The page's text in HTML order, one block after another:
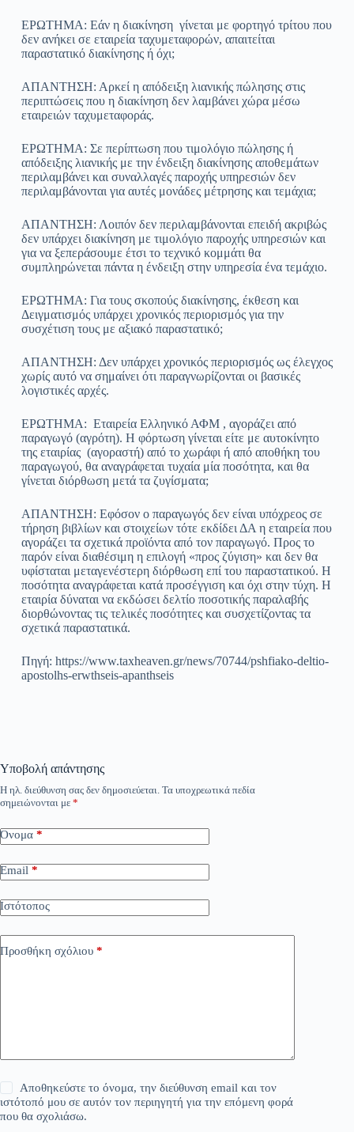
ΕΡΩΤΗΜΑ: Εάν η διακίνηση γίνεται με φορτηγό τρίτου που
δεν ανήκει σε εταιρεία ταχυμεταφορών, απαιτείται
παραστατικό διακίνησης ή όχι;
ΑΠΑΝΤΗΣΗ: Αρκεί η απόδειξη λιανικής πώλησης στις
περιπτώσεις που η διακίνηση δεν λαμβάνει χώρα μέσω
εταιρειών ταχυμεταφοράς.
ΕΡΩΤΗΜΑ: Σε περίπτωση που τιμολόγιο πώλησης ή
απόδειξης λιανικής με την ένδειξη διακίνησης αποθεμάτων
περιλαμβάνει και συναλλαγές παροχής υπηρεσιών δεν
περιλαμβάνονται για αυτές μονάδες μέτρησης και τεμάχια;
ΑΠΑΝΤΗΣΗ: Λοιπόν δεν περιλαμβάνονται επειδή ακριβώς
δεν υπάρχει διακίνηση με τιμολόγιο παροχής υπηρεσιών και
για να ξεπεράσουμε έτσι το τεχνικό κομμάτι θα
συμπληρώνεται πάντα η ένδειξη στην υπηρεσία ένα τεμάχιο.
ΕΡΩΤΗΜΑ: Για τους σκοπούς διακίνησης, έκθεση και
Δειγματισμός υπάρχει χρονικός περιορισμός για την
συσχέτιση τους με αξιακό παραστατικό;
ΑΠΑΝΤΗΣΗ: Δεν υπάρχει χρονικός περιορισμός ως έλεγχος
χωρίς αυτό να σημαίνει ότι παραγνωρίζονται οι βασικές
λογιστικές αρχές.
ΕΡΩΤΗΜΑ: Εταιρεία Ελληνικό ΑΦΜ , αγοράζει από
παραγωγό (αγρότη). Η φόρτωση γίνεται είτε με αυτοκίνητο
της εταιρίας (αγοραστή) από το χωράφι ή από αποθήκη του
παραγωγού, θα αναγράφεται τυχαία μία ποσότητα, και θα
γίνεται διόρθωση μετά τα ζυγίσματα;
ΑΠΑΝΤΗΣΗ: Εφόσον ο παραγωγός δεν είναι υπόχρεος σε
τήρηση βιβλίων και στοιχείων τότε εκδίδει ΔΑ η εταιρεία που
αγοράζει τα σχετικά προϊόντα από τον παραγωγό. Προς το
παρόν είναι διαθέσιμη η επιλογή «προς ζύγιση» και δεν θα
υφίσταται μεταγενέστερη διόρθωση επί του παραστατικού. Η
ποσότητα αναγράφεται κατά προσέγγιση και όχι στην τύχη. Η
εταιρία δύναται να εκδώσει δελτίο ποσοτικής παραλαβής
διορθώνοντας τις τελικές ποσότητες και συσχετίζοντας τα
σχετικά παραστατικά.
Πηγή: https://www.taxheaven.gr/news/70744/pshfiako-deltio-
apostolhs-erwthseis-apanthseis
Υποβολή απάντησης
Η ηλ. διεύθυνση σας δεν δημοσιεύεται. Τα υποχρεωτικά πεδία
σημειώνονται με *
Όνομα *
Email *
Ιστότοπος
Προσθήκη σχόλιου *
Αποθηκεύστε το όνομα, την διεύθυνση email και τον
ιστότοπό μου σε αυτόν τον περιηγητή για την επόμενη φορά
που θα σχολιάσω.